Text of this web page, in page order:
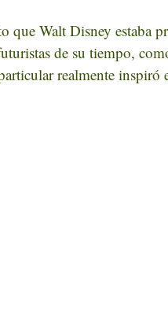
que Walt Disney estaba
de su tiempo,
realmente